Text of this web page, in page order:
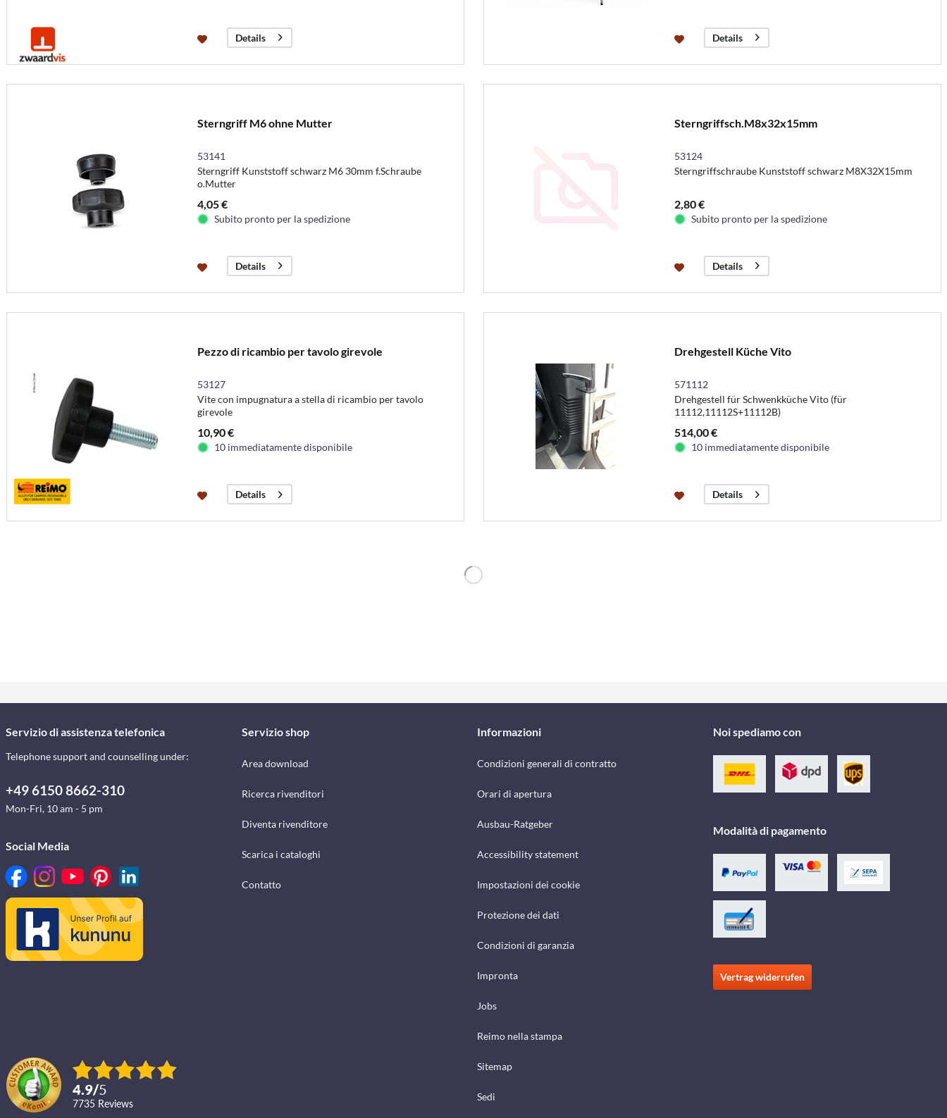
Details Details
Sterngriff M6 ohne Mutter
53141
Sterngriff Kunststoff schwarz M6 30mm f.Schraube
o.Mutter
4,05 €
Subito pronto per la spedizione
Details
Sterngriffsch.M8x32x15mm
53124
Sterngriffschraube Kunststoff schwarz M8X32X15mm
2,80 €
Subito pronto per la spedizione
Details
Pezzo di ricambio per tavolo girevole
53127
Vite con impugnatura a stella di ricambio per tavolo
girevole
10,90 €
10 immediatamente disponibile
Details
Drehgestell Küche Vito
571112
Drehgestell für Schwenkküche Vito (für
11112,11112S+11112B)
514,00 €
10 immediatamente disponibile
Details
Servizio di assistenza telefonica
Telephone support and counselling under:
+49 6150 8662-310
Mon-Fri, 10 am - 5 pm
Social Media
4.9/5
7735 reviews
Servizio shop
Area download
Ricerca rivenditori
Diventa rivenditore
Scarica i cataloghi
Contatto
Informazioni
Condizioni generali di contratto
Orari di apertura
Ausbau-Ratgeber
Accessibility statement
Impostazioni dei cookie
Protezione dei dati
Condizioni di garanzia
Impronta
Jobs
Reimo nella stampa
Sitemap
Sedi
Noi spediamo con
Modalità di pagamento
Vertrag widerrufen